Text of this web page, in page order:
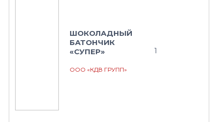
ШОКОЛАДНЫЙ
БАТОНЧИК
«СУПЕР»
ООО «КДВ ГРУПП»
1